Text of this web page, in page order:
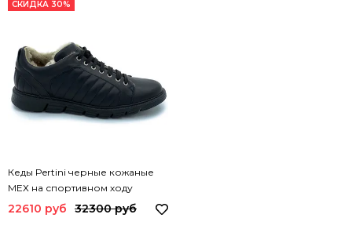
СКИДКА 30%
Кеды Pertini черные кожаные
МЕХ на спортивном ходу
182M24561D2 PRT
22610 руб 32300 руб